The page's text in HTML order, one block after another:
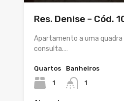
Res. Denise – Cód.
Apartamento a uma quadra
consulta.…
Quartos
1
Banheiros
1